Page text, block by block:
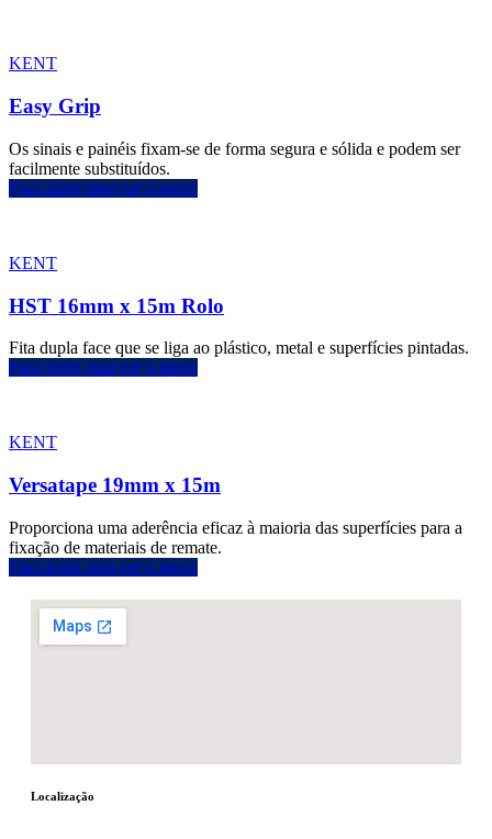
KENT
Easy Grip
Os sinais e painéis fixam-se de forma segura e sólida e podem ser
facilmente substituídos.
Faça login para ver o preço
KENT
HST 16mm x 15m Rolo
Fita dupla face que se liga ao plástico, metal e superfícies pintadas.
Faça login para ver o preço
KENT
Versatape 19mm x 15m
Proporciona uma aderência eficaz à maioria das superfícies para a
fixação de materiais de remate.
Faça login para ver o preço
Localização